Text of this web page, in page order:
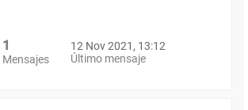
1
Mensajes
12 Nov 2021, 13:12
Último mensaje